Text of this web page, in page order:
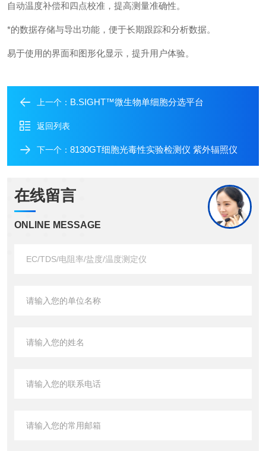
自动温度补偿和四点校准，提高测量准确性。
*的数据存储与导出功能，便于长期跟踪和分析数据。
易于使用的界面和图形化显示，提升用户体验。
上一个： B.SIGHT™微生物单细胞分选平台
返回列表
下一个： 8130GT细胞光毒性实验检测仪 紫外辐照仪
在线留言
ONLINE MESSAGE